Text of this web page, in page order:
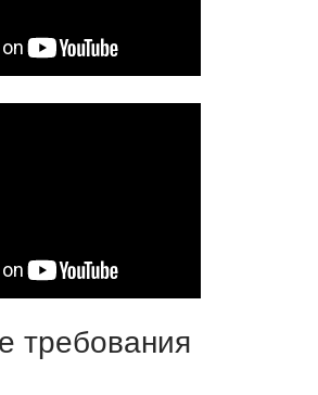
требования